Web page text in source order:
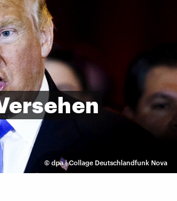
© dpa | Collage Deutschlandfunk Nova